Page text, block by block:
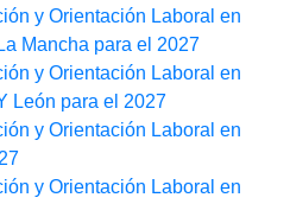
y Orientación Laboral en
Mancha para el 2027
y Orientación Laboral en
León para el 2027
y Orientación Laboral en
y Orientación Laboral en